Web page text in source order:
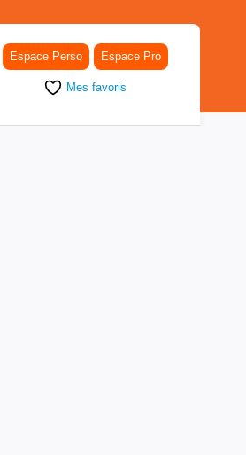
Espace Perso Espace Pro
Mes favoris